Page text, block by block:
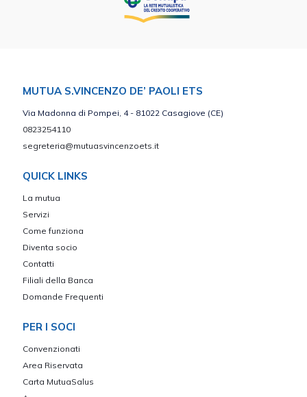
MUTUA S.VINCENZO DE’ PAOLI ETS
Via Madonna di Pompei, 4 - 81022 Casagiove (CE)
0823254110
segreteria@mutuasvincenzoets.it
QUICK LINKS
La mutua
Servizi
Come funziona
Diventa socio
Contatti
Filiali della Banca
Domande Frequenti
PER I SOCI
Convenzionati
Area Riservata
Carta MutuaSalus